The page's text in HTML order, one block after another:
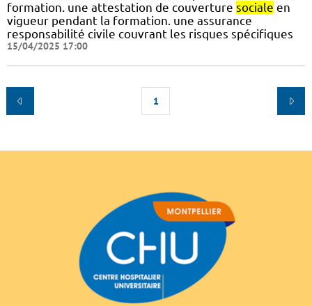
formation. une attestation de couverture sociale en
vigueur pendant la formation. une assurance
responsabilité civile couvrant les risques spécifiques
15/04/2025 17:00
1